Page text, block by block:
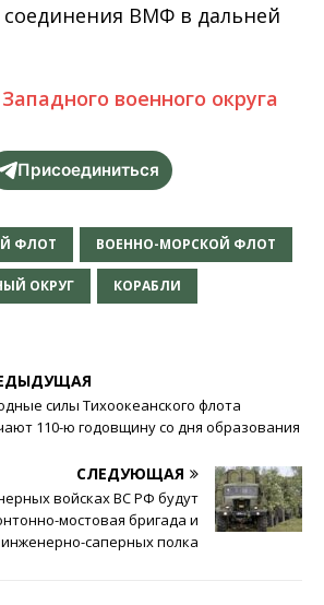
соединения ВМФ в дальней
военного округа
Присоединиться
ФЛОТ ВОЕННО-МОРСКОЙ ФЛОТ
ОКРУГ КОРАБЛИ
силы Тихоокеанского флота
110-ю годовщину со дня образования
СЛЕДУЮЩАЯ
войсках ВС РФ будут
мостовая бригада и
саперных полка